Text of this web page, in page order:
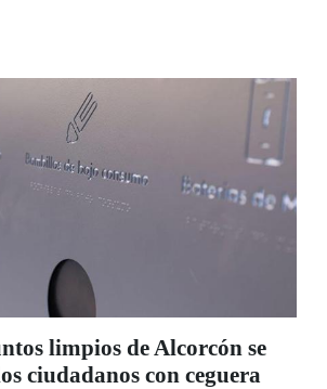
facilitar su accesibilidad
limpios de Alcorcón se
ciudadanos con ceguera